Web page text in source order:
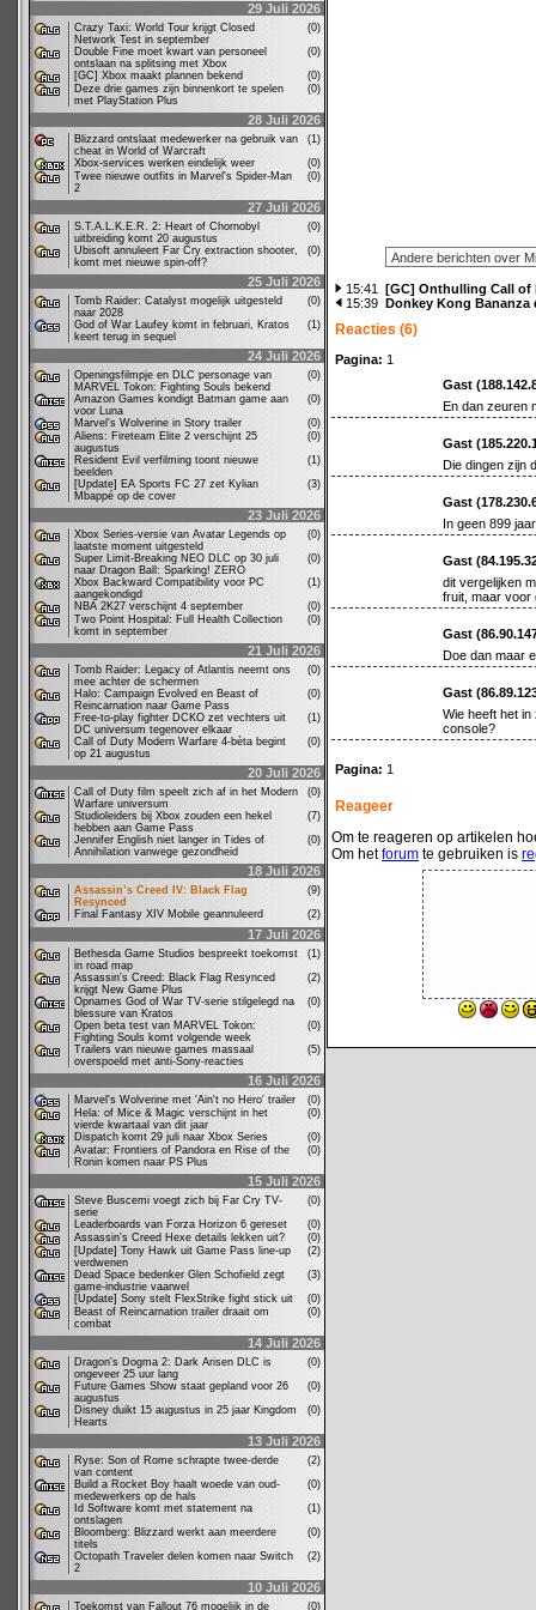
29 Juli 2026
Crazy Taxi: World Tour krijgt Closed
Network Test in september
(0)
Double Fine moet kwart van personeel
ontslaan na splitsing met Xbox
(0)
[GC] Xbox maakt plannen bekend
(0)
Deze drie games zijn binnenkort te spelen
met PlayStation Plus
(0)
28 Juli 2026
Blizzard ontslaat medewerker na gebruik van
cheat in World of Warcraft
(1)
Xbox-services werken eindelijk weer
(0)
Twee nieuwe outfits in Marvel's Spider-Man
2
(0)
27 Juli 2026
S.T.A.L.K.E.R. 2: Heart of Chornobyl
uitbreiding komt 20 augustus
(0)
Ubisoft annuleert Far Cry extraction shooter,
komt met nieuwe spin-off?
(0)
25 Juli 2026
Tomb Raider: Catalyst mogelijk uitgesteld
naar 2028
(0)
God of War Laufey komt in februari, Kratos
keert terug in sequel
(1)
24 Juli 2026
Openingsfilmpje en DLC personage van
MARVEL Tokon: Fighting Souls bekend
(0)
Amazon Games kondigt Batman game aan
voor Luna
(0)
Marvel's Wolverine in Story trailer
(0)
Aliens: Fireteam Elite 2 verschijnt 25
augustus
(0)
Resident Evil verfilming toont nieuwe
beelden
(1)
[Update] EA Sports FC 27 zet Kylian
Mbappé op de cover
(3)
23 Juli 2026
Xbox Series-versie van Avatar Legends op
laatste moment uitgesteld
(0)
Super Limit-Breaking NEO DLC op 30 juli
naar Dragon Ball: Sparking! ZERO
(0)
Xbox Backward Compatibility voor PC
aangekondigd
(1)
NBA 2K27 verschijnt 4 september
(0)
Two Point Hospital: Full Health Collection
komt in september
(0)
21 Juli 2026
Tomb Raider: Legacy of Atlantis neemt ons
mee achter de schermen
(0)
Halo: Campaign Evolved en Beast of
Reincarnation naar Game Pass
(0)
Free-to-play fighter DCKO zet vechters uit
DC universum tegenover elkaar
(1)
Call of Duty Modern Warfare 4-bèta begint
op 21 augustus
(0)
20 Juli 2026
Call of Duty film speelt zich af in het Modern
Warfare universum
(0)
Studioleiders bij Xbox zouden een hekel
hebben aan Game Pass
(7)
Jennifer English niet langer in Tides of
Annihilation vanwege gezondheid
(0)
18 Juli 2026
Assassin’s Creed IV: Black Flag
Resynced
(9)
Final Fantasy XIV Mobile geannuleerd
(2)
17 Juli 2026
Bethesda Game Studios bespreekt toekomst
in road map
(1)
Assassin's Creed: Black Flag Resynced
krijgt New Game Plus
(2)
Opnames God of War TV-serie stilgelegd na
blessure van Kratos
(0)
Open beta test van MARVEL Tokon:
Fighting Souls komt volgende week
(0)
Trailers van nieuwe games massaal
overspoeld met anti-Sony-reacties
(5)
16 Juli 2026
Marvel's Wolverine met 'Ain't no Hero' trailer
(0)
Hela: of Mice & Magic verschijnt in het
vierde kwartaal van dit jaar
(0)
Dispatch komt 29 juli naar Xbox Series
(0)
Avatar: Frontiers of Pandora en Rise of the
Ronin komen naar PS Plus
(0)
15 Juli 2026
Steve Buscemi voegt zich bij Far Cry TV-
serie
(0)
Leaderboards van Forza Horizon 6 gereset
(0)
Assassin's Creed Hexe details lekken uit?
(0)
[Update] Tony Hawk uit Game Pass line-up
verdwenen
(2)
Dead Space bedenker Glen Schofield zegt
game-industrie vaarwel
(3)
[Update] Sony stelt FlexStrike fight stick uit
(0)
Beast of Reincarnation trailer draait om
combat
(0)
14 Juli 2026
Dragon's Dogma 2: Dark Arisen DLC is
ongeveer 25 uur lang
(0)
Future Games Show staat gepland voor 26
augustus
(0)
Disney duikt 15 augustus in 25 jaar Kingdom
Hearts
(0)
13 Juli 2026
Ryse: Son of Rome schrapte twee-derde
van content
(2)
Build a Rocket Boy haalt woede van oud-
medewerkers op de hals
(0)
Id Software komt met statement na
ontslagen
(1)
Bloomberg: Blizzard werkt aan meerdere
titels
(0)
Octopath Traveler delen komen naar Switch
2
(2)
10 Juli 2026
Toekomst van Fallout 76 mogelijk in de (0)
15:41
[GC] Onthulling Call of
15:39 Donkey Kong
Reacties (6)
Pagina: 1
Gast
En dan zeuren
Gast
Die dingen zijn
Gast
In geen 899
Gast
dit vergelijken
fruit, maar voor
Gast
Doe dan maar
Gast
Wie heeft het
console?
Pagina: 1
Reageer
Om te reageren op artikelen
Om hetforum te gebruiken is